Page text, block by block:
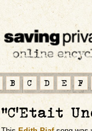
B C D E F
"C'Etait